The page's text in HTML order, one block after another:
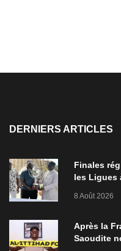
DERNIERS ARTICLES
Finales
les Ligues
8 Août 2026
Après la
Saoudite